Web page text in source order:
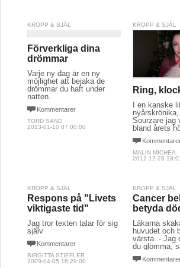
KROPP & SJÄL
Förverkliga dina
drömmar
Varje ny dag är en ny
möjlighet att bejaka de
drömmar du haft under
natten.
Kommentarer
TORD SAND
2013-01-10 07:00:00
KROPP & SJÄL
Ring,
I en kanske
Sourzare jag
bland årets
MALIN MICHEA
2012-12-28
KROPP & SJÄL
Respons på "Livets
viktigaste tid"
Jag tror texten talar för sig
själv
Kommentarer
BIRGITTA STIEFLER
2009-04-05 16:29:00
KROPP & SJÄL
Cancer
betyda
Läkarna
huvudet och
värsta. - Jag
du glömma,